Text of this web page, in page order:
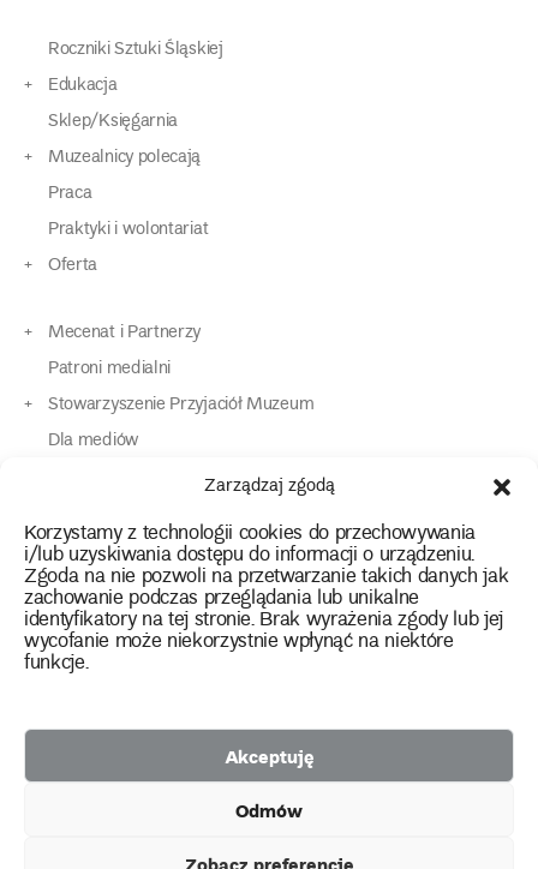
Zarządzaj zgodą
Korzystamy z technologii cookies do przechowywania
i/lub uzyskiwania dostępu do informacji o urządzeniu.
Zgoda na nie pozwoli na przetwarzanie takich danych jak
zachowanie podczas przeglądania lub unikalne
identyfikatory na tej stronie. Brak wyrażenia zgody lub jej
wycofanie może niekorzystnie wpłynąć na niektóre
funkcje.
Akceptuję
Odmów
Zobacz preferencje
Roczniki Sztuki Śląskiej
Edukacja
Sklep/Księgarnia
Muzealnicy polecają
Praca
Praktyki i wolontariat
Oferta
Mecenat i Partnerzy
Patroni medialni
Stowarzyszenie Przyjaciół Muzeum
Dla mediów
Dla osób o specjalnych potrzebach
Kontakt
instagram
twitterfacebookyoutube
tiktok
2026 Copyright by Muzeum Narodowe we Wrocławiu
Polityka prywatności
Facebookfacebook